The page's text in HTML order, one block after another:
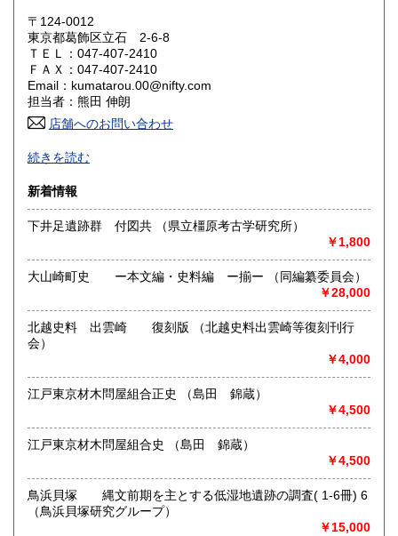
岡山県
山口県 600円
香川県 600円
高知県 600円
佐賀県
熊本県 600円 大分県 600円
600円
沖縄県 600円
〒124-0012
東京都葛飾区立石 2-6-8
ＴＥＬ：047-407-2410
ＦＡＸ：047-407-2410
Email：kumatarou.00@nifty.com
担当者：熊田 伸朗
店舗へのお問い合わせ
最寄駅：立石駅徒歩約15分
営業時間：事務所(通販のみ)
定休日：-
書籍の買取について
取り扱い分野
歴史、社会科学
続きを読む
新着情報
下井足遺跡群 付図共 （県立橿原考古学研究所）
￥1,800
大山崎町史 ー本文編・史料編 ー揃ー （同編纂委員会）
￥28,000
北越史料 出雲崎 復刻版 （北越史料出雲崎等復刻刊行
会）
￥4,000
江戸東京材木問屋組合正史 （島田 錦蔵）
￥4,500
江戸東京材木問屋組合史 （島田 錦蔵）
￥4,500
鳥浜貝塚 縄文前期を主とする低湿地遺跡の調査( 1-6冊) 6
（鳥浜貝塚研究グループ）
￥15,000